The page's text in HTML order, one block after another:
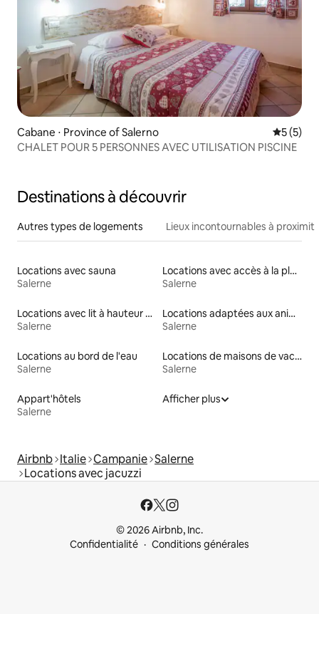
Cabane ⋅ Province of Salerno
5 (5)
CHALET POUR 5 PERSONNES AVEC UTILISATION PISCINE
Destinations à découvrir
Autres types de logements Lieux incontournables à
Locations avec sauna
Salerne
Locations avec accès à la plage
Salerne
Locations avec lit à hauteur adaptée
Salerne
Locations adaptées aux animaux
Salerne
Locations au bord de l'eau
Salerne
Locations de maisons de vacances
Salerne
Appart'hôtels
Salerne
Afficher plus
Airbnb Italie Campanie Salerne
Locations avec jacuzzi
© 2026 Airbnb, Inc.
Confidentialité
Conditions générales